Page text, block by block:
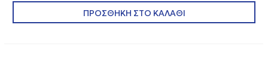
ΠΡΟΣΘΗΚΗ ΣΤΟ ΚΑΛΑΘΙ